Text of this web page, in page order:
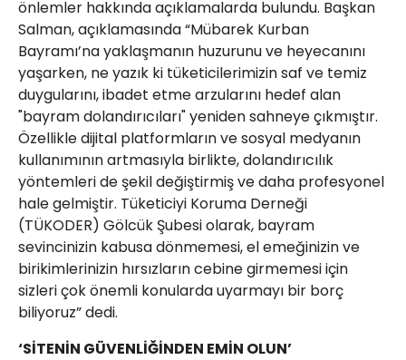
önlemler hakkında açıklamalarda bulundu. Başkan
Salman, açıklamasında “​Mübarek Kurban
Bayramı’na yaklaşmanın huzurunu ve heyecanını
yaşarken, ne yazık ki tüketicilerimizin saf ve temiz
duygularını, ibadet etme arzularını hedef alan
"bayram dolandırıcıları" yeniden sahneye çıkmıştır.
Özellikle dijital platformların ve sosyal medyanın
kullanımının artmasıyla birlikte, dolandırıcılık
yöntemleri de şekil değiştirmiş ve daha profesyonel
hale gelmiştir. Tüketiciyi Koruma Derneği
(TÜKODER) Gölcük Şubesi olarak, bayram
sevincinizin kabusa dönmemesi, el emeğinizin ve
birikimlerinizin hırsızların cebine girmemesi için
sizleri çok önemli konularda uyarmayı bir borç
biliyoruz” dedi.
‘SİTENİN GÜVENLİĞİNDEN EMİN OLUN’